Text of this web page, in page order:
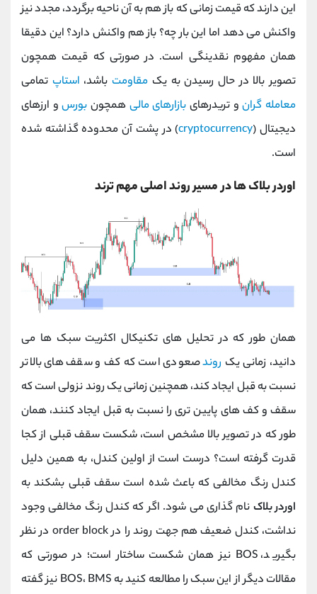
این دارند که قیمت زمانی که باز هم به آن ناحیه برگردد، مجدد نیز
واکنش می دهد اما این بار چه؟ باز هم واکنش دارد؟ این دقیقا
همان مفهوم نقدینگی است. در صورتی که قیمت همچون
تصویر بالا در حال رسیدن به یک مقاومت باشد، استاپ تمامی
معامله گرانو تریدرهای بازارهای مالی همچون بورسو ارزهای
دیجیتال (cryptocurrency) در پشت آن محدوده گذاشته شده
است.
اوردر بلاک ها در مسیر روند اصلی مهم ترند
همان طور که در تحلیل های تکنیکال اکثریت سبک ها می
دانید، زمانی یک روندصعودی است که کف و سقف های بالاتر
نسبت به قبل ایجاد کند، همچنین زمانی یک روند نزولی است که
سقف و کف های پایین تری را نسبت به قبل ایجاد کنند، همان
طور که در تصویر بالا مشخص است، شکست سقف قبلی از کجا
قدرت گرفته است؟ درست است از اولین کندل، به همین دلیل
کندل رنگ مخالفی که باعث شده است سقف قبلی بشکند به
اوردر بلاک نام گذاری می شود. اگر که کندل رنگ مخالفی وجود
نداشت، کندل ضعیف هم جهت روند را در order block در نظر
بگیرید، BOS نیز همان شکست ساختار است؛ در صورتی که
مقالات دیگر از این سبک را مطالعه کنید به BOS، BMS نیز گفته